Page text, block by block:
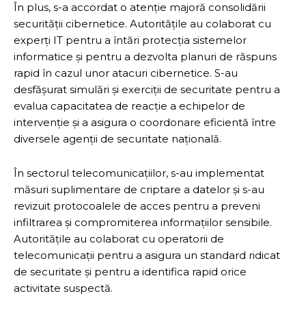
În plus, s-a accordat o atenție majoră consolidării
securității cibernetice. Autoritățile au colaborat cu
experți IT pentru a întări protecția sistemelor
informatice și pentru a dezvolta planuri de răspuns
rapid în cazul unor atacuri cibernetice. S-au
desfășurat simulări și exerciții de securitate pentru a
evalua capacitatea de reacție a echipelor de
intervenție și a asigura o coordonare eficientă între
diversele agenții de securitate națională.
În sectorul telecomunicațiilor, s-au implementat
măsuri suplimentare de criptare a datelor și s-au
revizuit protocoalele de acces pentru a preveni
infiltrarea și compromiterea informațiilor sensibile.
Autoritățile au colaborat cu operatorii de
telecomunicații pentru a asigura un standard ridicat
de securitate și pentru a identifica rapid orice
activitate suspectă.